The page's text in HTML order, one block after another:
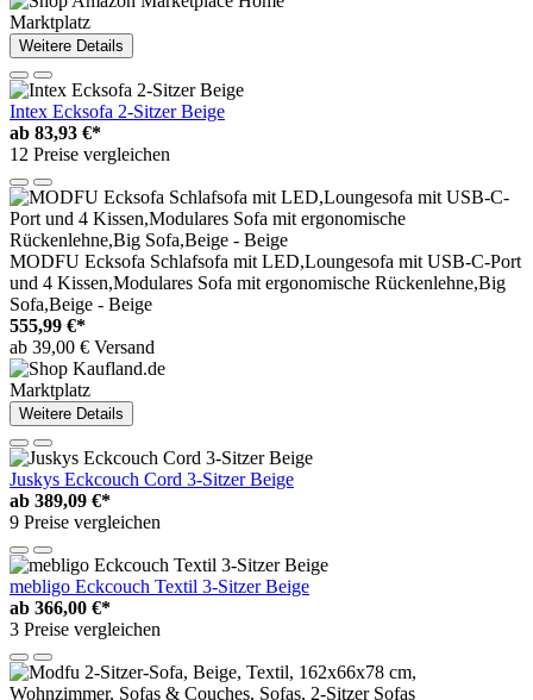
Marktplatz
Weitere Details
Intex Ecksofa 2-Sitzer Beige
ab 83,93 €*
12 Preise vergleichen
MODFU Ecksofa Schlafsofa mit LED,Loungesofa mit USB-C-Port
und 4 Kissen,Modulares Sofa mit ergonomische Rückenlehne,Big
Sofa,Beige - Beige
555,99 €*
ab 39,00 € Versand
Marktplatz
Weitere Details
Juskys Eckcouch Cord 3-Sitzer Beige
ab 389,09 €*
9 Preise vergleichen
mebligo Eckcouch Textil 3-Sitzer Beige
ab 366,00 €*
3 Preise vergleichen